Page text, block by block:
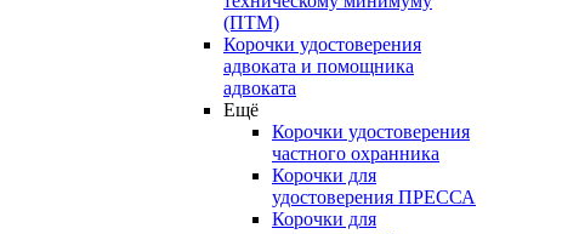
(ПТМ)
Корочки удостоверения
адвоката и помощника
адвоката
Ещё
Корочки удостоверения
частного охранника
Корочки для
удостоверения ПРЕССА
Корочки для